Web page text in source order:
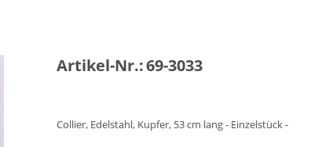
Artikel-Nr.:69-3033
Collier, Edelstahl, Kupfer, 53 cm lang - Einzelstück -